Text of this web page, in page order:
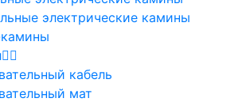
электрические камины
кабель
мат